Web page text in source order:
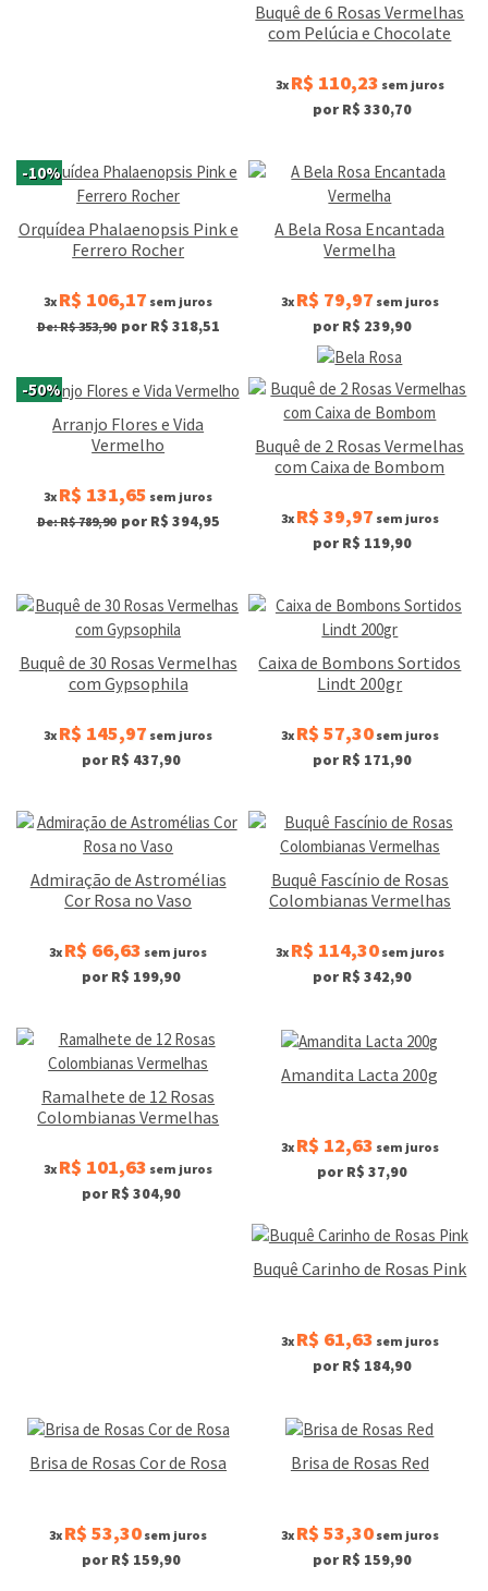
Buquê de 6 Rosas Vermelhas
com Pelúcia e Chocolate
3x R$ 110,23 sem juros
por R$ 330,70
-10%
Orquídea Phalaenopsis Pink e
Ferrero Rocher
3x R$ 106,17 sem juros
De: R$ 353,90 por R$ 318,51
A Bela Rosa Encantada
Vermelha
3x R$ 79,97 sem juros
por R$ 239,90
-50%
Arranjo Flores e Vida
Vermelho
3x R$ 131,65 sem juros
De: R$ 789,90 por R$ 394,95
Buquê de 2 Rosas Vermelhas
com Caixa de Bombom
3x R$ 39,97 sem juros
por R$ 119,90
Buquê de 30 Rosas Vermelhas
com Gypsophila
3x R$ 145,97 sem juros
por R$ 437,90
Caixa de Bombons Sortidos
Lindt 200gr
3x R$ 57,30sem juros
por R$ 171,90
Admiração de Astromélias
Cor Rosa no Vaso
3x R$ 66,63 sem juros
por R$ 199,90
Buquê Fascínio de Rosas
Colombianas Vermelhas
3x R$ 114,30sem juros
por R$ 342,90
Ramalhete de 12 Rosas
Colombianas Vermelhas
3x R$ 101,63 sem juros
por R$ 304,90
Amandita Lacta 200g
3x R$ 12,63 sem juros
por R$ 37,90
Buquê Carinho de Rosas Pink
3x R$ 61,63 sem juros
por R$ 184,90
Brisa de Rosas Cor de Rosa
3x R$ 53,30 sem juros
por R$ 159,90
Brisa de Rosas Red
3x R$ 53,30sem juros
por R$ 159,90